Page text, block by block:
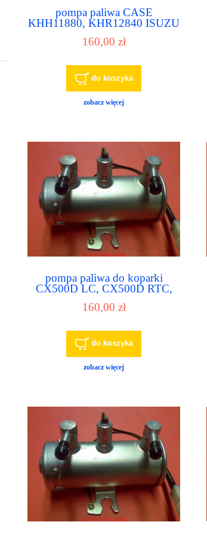
pompa paliwa CASE
KHH11880, KHR12840 ISUZU
98009397-7, 8-98009397-0
160,00 zł
do koszyka
zobacz więcej
pompa paliwa do koparki
CX500D LC, CX500D RTC,
ME
160,00 zł
do koszyka
zobacz więcej